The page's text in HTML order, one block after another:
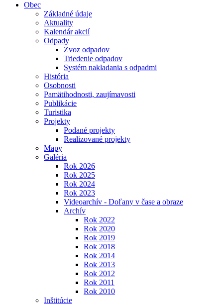
Obec
Základné údaje
Aktuality
Kalendár akcií
Odpady
Zvoz odpadov
Triedenie odpadov
Systém nakladania s odpadmi
História
Osobnosti
Pamätihodnosti, zaujímavosti
Publikácie
Turistika
Projekty
Podané projekty
Realizované projekty
Mapy
Galéria
Rok 2026
Rok 2025
Rok 2024
Rok 2023
Videoarchív - Doľany v čase a obraze
Archív
Rok 2022
Rok 2020
Rok 2019
Rok 2018
Rok 2014
Rok 2013
Rok 2012
Rok 2011
Rok 2010
Inštitúcie